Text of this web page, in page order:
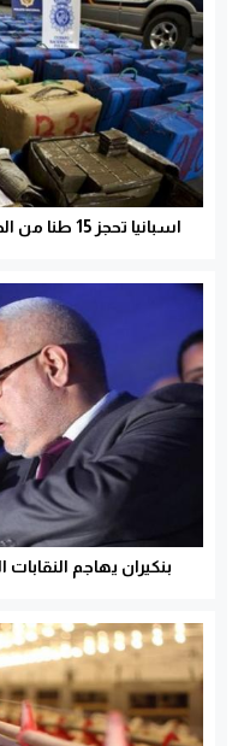
اسبانيا تحجز 15 طنا من الحشيش المغربي وتعتقل 35 مهربا
بنكيران يهاجم